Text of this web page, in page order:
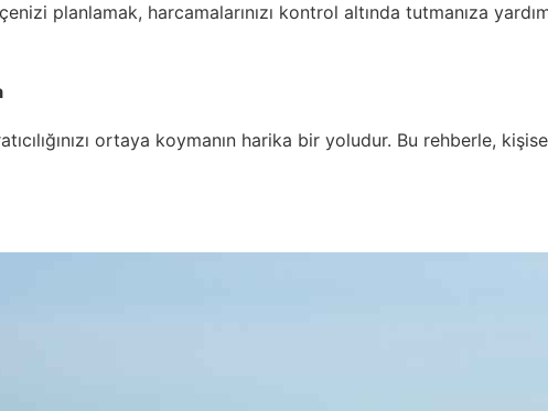
planlamak, harcamalarınızı kontrol altında tutmanıza
ortaya koymanın harika bir yoludur. Bu rehberle,